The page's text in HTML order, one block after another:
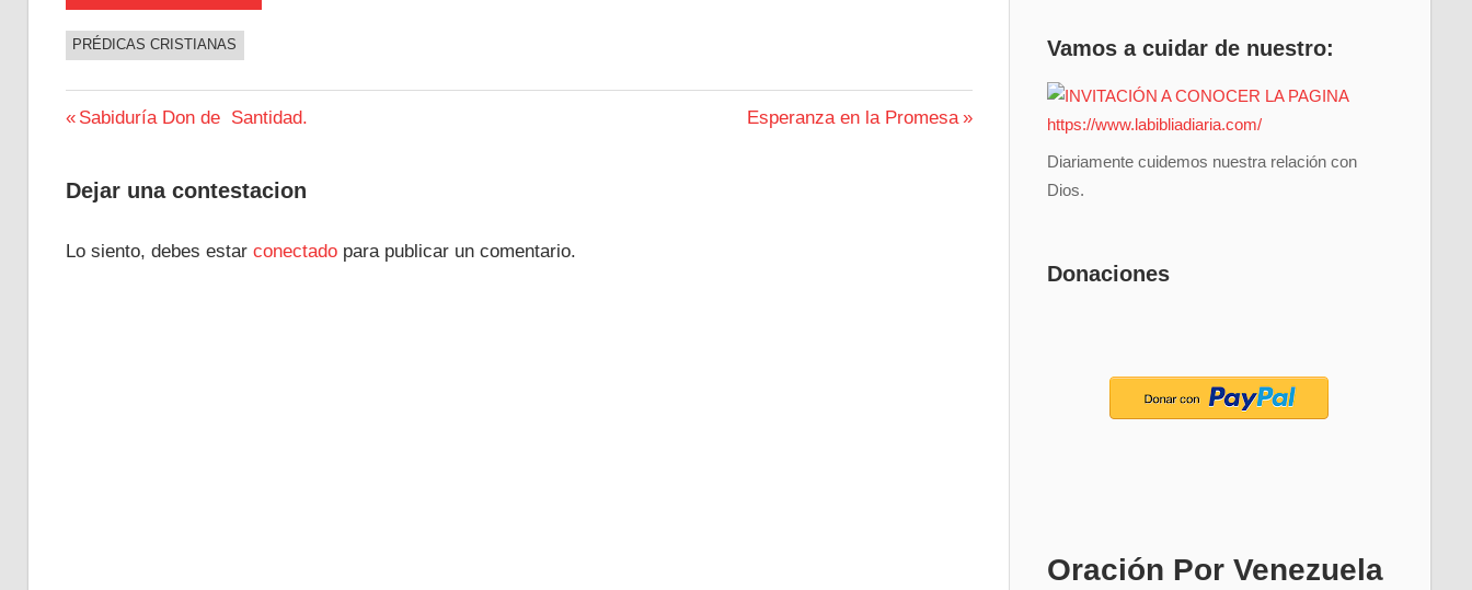
PRÉDICAS CRISTIANAS
Navegación
entradas
Entrada
Sabiduría Don de Santidad.
Siguiente
Esperanza en la Promesa
Dejar una contestacion
Lo siento, debes estar conectadopara publicar un comentario.
Vamos a cuidar de nuestro:
Diariamente cuidemos nuestra relación con
Dios.
Donaciones
Oración Por Venezuela